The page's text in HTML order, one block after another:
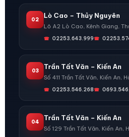
02
Lò Cao – Thủy Nguyên
Lô A2 Lò Cao, Kênh Giang,
02253.643.999
03
Trần Tất Văn – Kiến An
Số 411 Trần Tất Văn, Kiến An,
02253.546.268
04
Trần Tất Văn – Kiến An
Số 129 Trần Tất Văn, Kiến An,